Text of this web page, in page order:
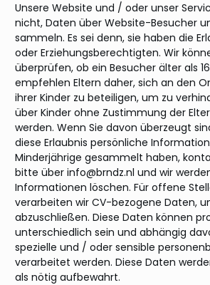
Unsere Website und / oder unser
nicht, Daten über Website-Besucher
sammeln. Es sei denn, sie haben die
oder Erziehungsberechtigten. Wir
überprüfen, ob ein Besucher älter als
empfehlen Eltern daher, sich an den
ihrer Kinder zu beteiligen, um zu
über Kinder ohne Zustimmung der
werden. Wenn Sie davon überzeugt
diese Erlaubnis persönliche
Minderjährige gesammelt haben,
bitte über info@brndz.nl und wir
Informationen löschen. Für offene
verarbeiten wir CV-bezogene Daten,
abzuschließen. Diese Daten können
unterschiedlich sein und abhängig
spezielle und / oder sensible
verarbeitet werden. Diese Daten
als nötig aufbewahrt.